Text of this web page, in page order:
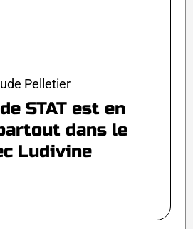
Pelletier
STAT est en
dans le
Ludivine